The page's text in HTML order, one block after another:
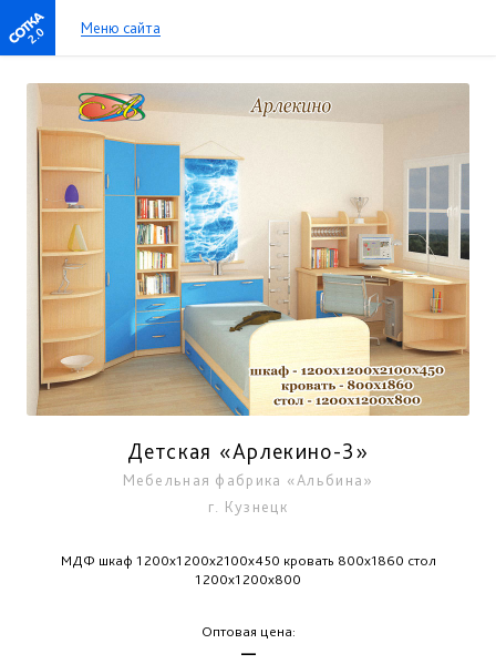
2.0 Меню сайта
Детская «Арлекино-3»
Мебельная фабрика «Альбина»
г. Кузнецк
МДФ шкаф 1200х1200х2100х450 кровать 800х1860 стол
1200х1200х800
Оптовая цена:
—